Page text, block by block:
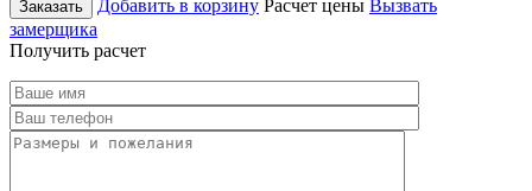
Заказать Добавить в корзину Расчет цены Вызвать
замерщика
Получить расчет